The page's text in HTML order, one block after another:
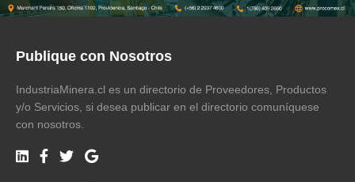
Publique con Nosotros
IndustriaMinera.cl es un directorio de Proveedores, Productos
y/o Servicios, si desea publicar en el directorio comuníquese
con nosotros.